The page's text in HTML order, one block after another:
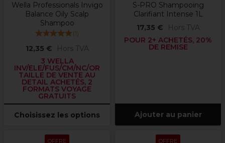
Wella Professionals Invigo
Balance Oily Scalp
Shampoo
(1)
12,35 €
Hors TVA
3 WELLA
INV/ELE/FUS/CM/NC/OR
TAILLE DE VENTE AU
DETAIL ACHETÉS, 2
FORMATS VOYAGE
GRATUITS
Choisissez les options
S-PRO Shampooing
Clarifiant Intense 1L
17,35 €
Hors TVA
POUR 2+ ACHETÉS, 20%
DE REMISE
Ajouter au panier
OFFRE OFFRE